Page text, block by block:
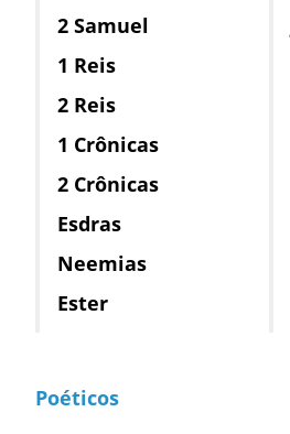
2 Samuel
1 Reis
2 Reis
1 Crônicas
2 Crônicas
Esdras
Neemias
Ester
Poéticos